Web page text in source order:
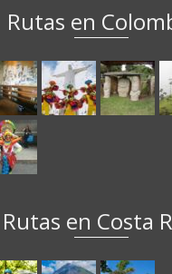
Rutas en
Rutas en Costa